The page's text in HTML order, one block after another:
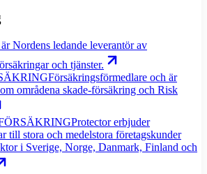
Nordens ledande leverantör av
och tjänster.
Försäkringsförmedlare och är
områdena skade-försäkring och Risk
Protector erbjuder
till stora och medelstora företagskunder
i Sverige, Norge, Danmark, Finland och